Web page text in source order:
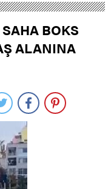
BOKS
ALANINA